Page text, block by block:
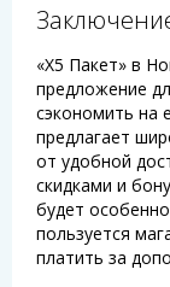
«Х5 Пакет» в
предложение
сэкономить на
предлагает
от удобной
скидками и
будет
пользуется
платить за